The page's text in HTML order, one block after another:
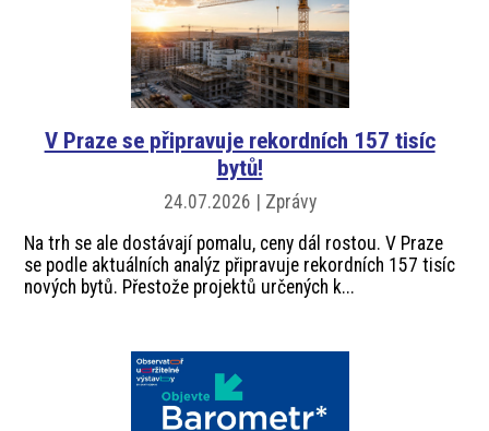
V Praze se připravuje rekordních 157 tisíc
bytů!
24.07.2026 | Zprávy
Na trh se ale dostávají pomalu, ceny dál rostou. V Praze
se podle aktuálních analýz připravuje rekordních 157 tisíc
nových bytů. Přestože projektů určených k...